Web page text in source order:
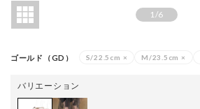
1/6
ゴールド（GD） S/22.5cm × M/23.5cm ×
バリエーション